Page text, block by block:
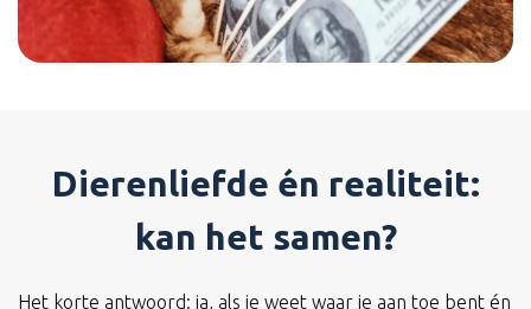
Dierenliefde én realiteit:
kan het samen?
Het korte antwoord: ja, als je weet waar je aan toe bent én